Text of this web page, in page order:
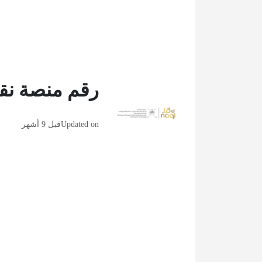
رقم منصة
Updated onقبل 9 أشهر